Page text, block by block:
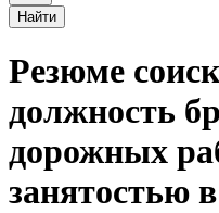
Найти
Резюме
должность
дорожных
занятостью